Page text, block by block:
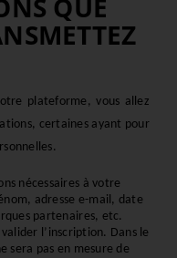
QUE
plateforme, vous allez
certaines ayant pour
nécessaires à votre
adresse e-mail, date
partenaires, etc.
l’inscription. Dans le
sera pas en mesure de